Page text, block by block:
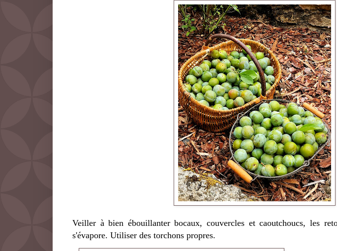
Veiller à bien ébouillanter bocaux, couvercles et caoutchoucs, les
s'évapore. Utiliser des torchons propres.